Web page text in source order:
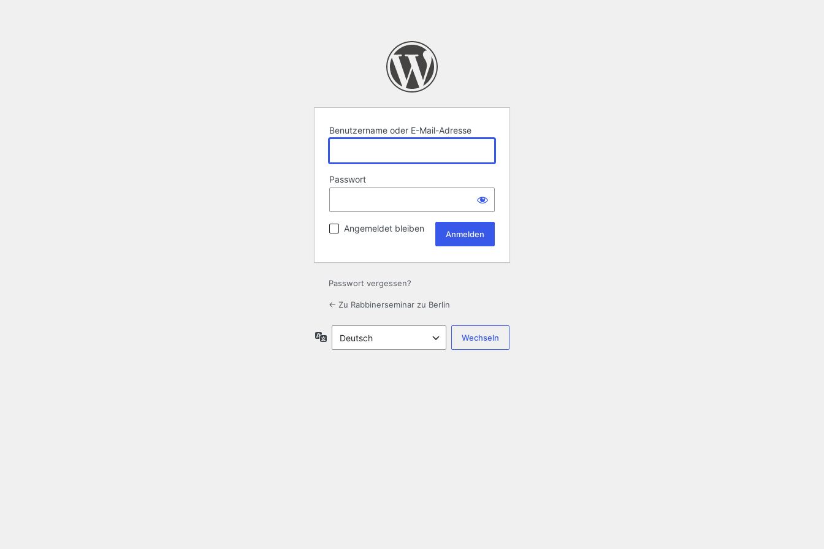
Benutzername oder E-Mail-Adresse
Passwort
Angemeldet bleiben
Passwort vergessen?
← Zu Rabbinerseminar zu Berlin
Sprache